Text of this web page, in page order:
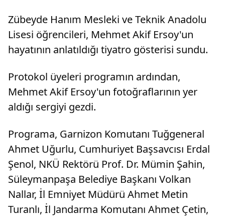
Zübeyde Hanım Mesleki ve Teknik Anadolu
Lisesi öğrencileri, Mehmet Akif Ersoy'un
hayatının anlatıldığı tiyatro gösterisi sundu.
Protokol üyeleri programın ardından,
Mehmet Akif Ersoy'un fotoğraflarının yer
aldığı sergiyi gezdi.
Programa, Garnizon Komutanı Tuğgeneral
Ahmet Uğurlu, Cumhuriyet Başsavcısı Erdal
Şenol, NKÜ Rektörü Prof. Dr. Mümin Şahin,
Süleymanpaşa Belediye Başkanı Volkan
Nallar, İl Emniyet Müdürü Ahmet Metin
Turanlı, İl Jandarma Komutanı Ahmet Çetin,